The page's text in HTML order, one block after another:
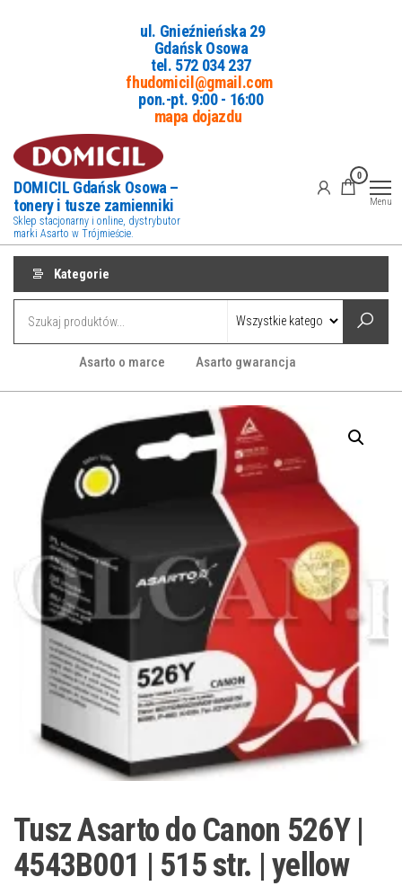
ul. Gnieźnieńska 29
Gdańsk Osowa
tel. 572 034 237
fhudomicil@gmail.com
pon.-pt. 9:00 - 16:00
mapa dojazdu
DOMICIL Gdańsk Osowa –
tonery i tusze zamienniki
Sklep stacjonarny i online, dystrybutor
marki Asarto w Trójmieście.
0
Menu
Kategorie
Asarto o marce Asarto gwarancja
Tusz Asarto do Canon 526Y |
4543B001 | 515 str. | yellow